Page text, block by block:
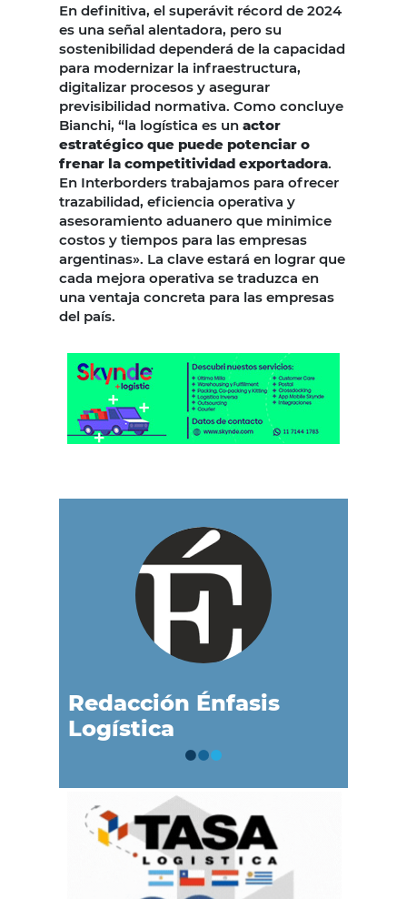
En definitiva, el superávit récord de 2024
es una señal alentadora, pero su
sostenibilidad dependerá de la capacidad
para modernizar la infraestructura,
digitalizar procesos y asegurar
previsibilidad normativa. Como concluye
Bianchi, “la logística es un actor
estratégico que puede potenciar o
frenar la competitividad exportadora.
En Interborders trabajamos para ofrecer
trazabilidad, eficiencia operativa y
asesoramiento aduanero que minimice
costos y tiempos para las empresas
argentinas». La clave estará en lograr que
cada mejora operativa se traduzca en
una ventaja concreta para las empresas
del país.
Redacción Énfasis
Logística